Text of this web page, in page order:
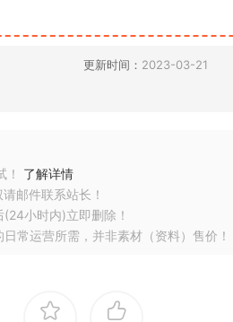
更新时间： 2023-03-21
！ 了解详情
邮件联系站长！
小时内)立即删除！
常运营所需，并非素材（资料）售价！